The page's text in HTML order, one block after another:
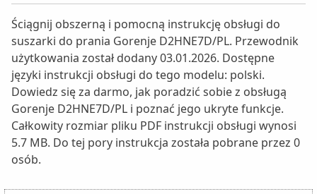
Ściągnij obszerną i pomocną instrukcję obsługi do
suszarki do prania Gorenje D2HNE7D/PL. Przewodnik
użytkowania został dodany 03.01.2026. Dostępne
języki instrukcji obsługi do tego modelu: polski.
Dowiedz się za darmo, jak poradzić sobie z obsługą
Gorenje D2HNE7D/PL i poznać jego ukryte funkcje.
Całkowity rozmiar pliku PDF instrukcji obsługi wynosi
5.7 MB. Do tej pory instrukcja została pobrane przez 0
osób.